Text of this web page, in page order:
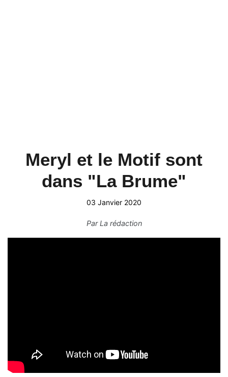
Meryl et le Motif sont
dans "La Brume"
03 Janvier 2020
ParLa rédaction